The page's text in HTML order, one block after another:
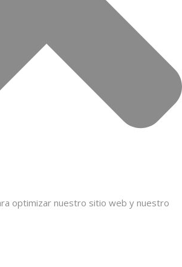
optimizar nuestro sitio web y nuestro